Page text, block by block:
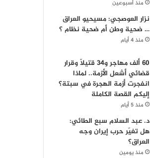
منذ أسبوعين
نزار العوصجي: مسيحيو العراق
… ضحية وطن أم ضحية نظام ؟
منذ 4 أيام
60 ألف مهاجر و34 قتيلاً وقرار
قضائي أشعل الأزمة.. لماذا
انفجرت أزمة الهجرة في سبتة؟
إليكم القصة الكاملة
منذ 5 أيام
د. عبد السلام سبع الطائي:
هل تغيّر حرب إيران وجه
العراق؟
منذ يومين